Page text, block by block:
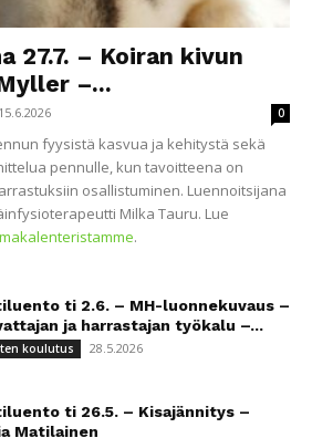
27.7. – Koiran kivun
–...
15.6.2026 0
fyysistä kasvua ja kehitystä sekä
pennulle, kun tavoitteena on
osallistuminen. Luennoitsijana
Milka Tauru. Lue
.
ti 2.6. – MH-luonnekuvaus –
ja harrastajan työkalu –...
koulutus 28.5.2026
ti 26.5. – Kisajännitys –
Matilainen